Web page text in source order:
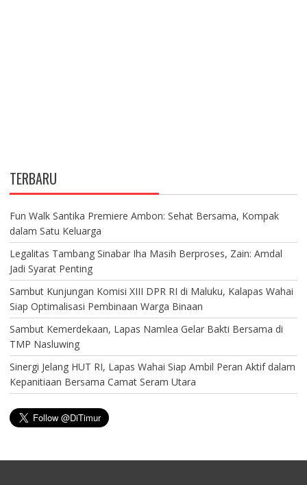
TERBARU
Fun Walk Santika Premiere Ambon: Sehat Bersama, Kompak
dalam Satu Keluarga
Legalitas Tambang Sinabar Iha Masih Berproses, Zain: Amdal
Jadi Syarat Penting
Sambut Kunjungan Komisi XIII DPR RI di Maluku, Kalapas Wahai
Siap Optimalisasi Pembinaan Warga Binaan
Sambut Kemerdekaan, Lapas Namlea Gelar Bakti Bersama di
TMP Nasluwing
Sinergi Jelang HUT RI, Lapas Wahai Siap Ambil Peran Aktif dalam
Kepanitiaan Bersama Camat Seram Utara